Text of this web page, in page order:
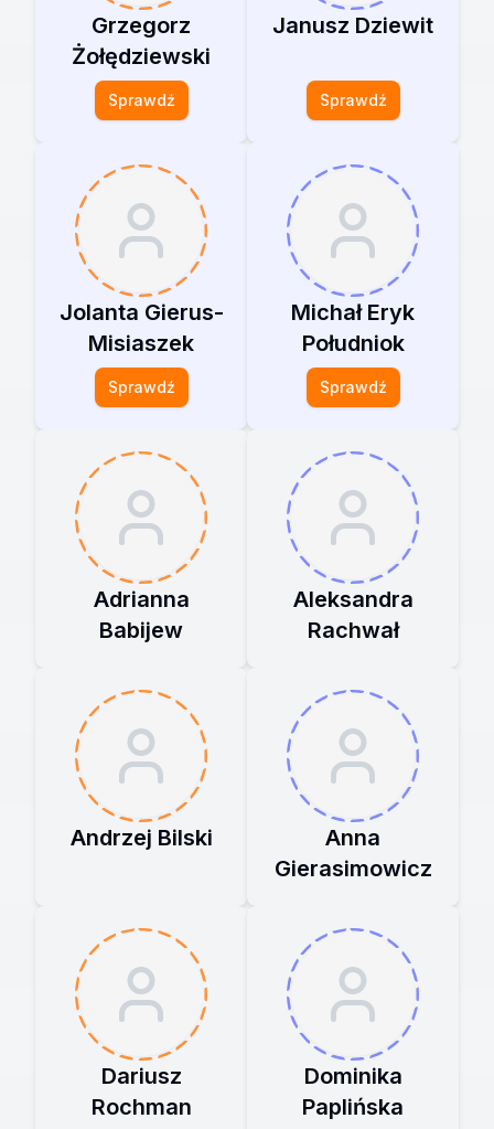
Grzegorz
Żołędziewski
Sprawdź
Janusz Dziewit
Sprawdź
Jolanta Gierus-
Misiaszek
Sprawdź
Michał Eryk
Południok
Sprawdź
Adrianna
Babijew
Aleksandra
Rachwał
Andrzej Bilski
Anna
Gierasimowicz
Dariusz
Rochman
Dominika
Paplińska